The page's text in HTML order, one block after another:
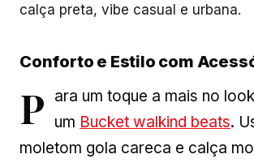
calça preta, vibe casual e urbana.
Conforto e Estilo com
P
ara um toque a mais no
um Bucket walkind beats.
moletom gola careca e calça